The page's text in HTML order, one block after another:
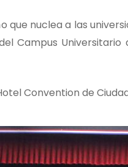
nuclea a las
Campus
Convention de